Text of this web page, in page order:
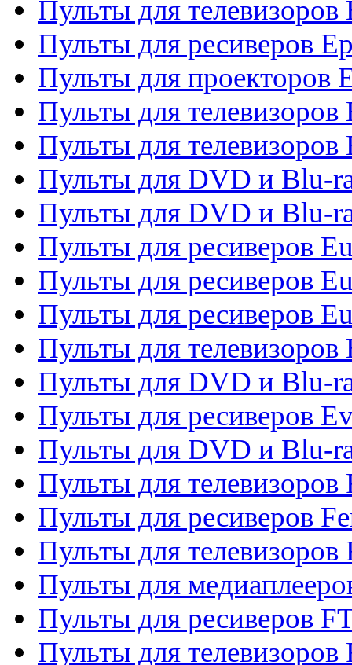
Пульты для телевизоров
Пульты для ресиверов
Пульты для проекторов
Пульты для телевизоров
Пульты для телевизоров
Пульты для DVD и Blu-
Пульты для DVD и Blu-
Пульты для ресиверов
Пульты для ресиверов
Пульты для ресиверов
Пульты для телевизоров
Пульты для DVD и Blu-
Пульты для ресиверов
Пульты для DVD и Blu-
Пульты для телевизоров
Пульты для ресиверов
Пульты для
Пульты для
Пульты для ресиверов
Пульты для телевизоров